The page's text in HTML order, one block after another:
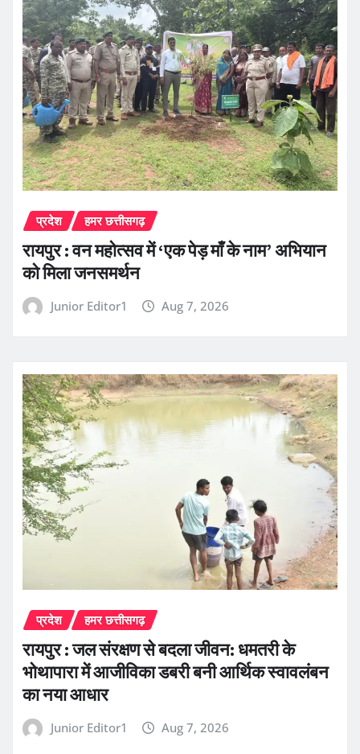
प्रदेश हमर छत्तीसगढ़
रायपुर : वन महोत्सव में ‘एक पेड़ माँ के नाम’ अभियान
को मिला जनसमर्थन
Junior Editor1 Aug 7, 2026
प्रदेश हमर छत्तीसगढ़
रायपुर : जल संरक्षण से बदला जीवन: धमतरी के
भोथापारा में आजीविका डबरी बनी आर्थिक स्वावलंबन
का नया आधार
Junior Editor1 Aug 7, 2026